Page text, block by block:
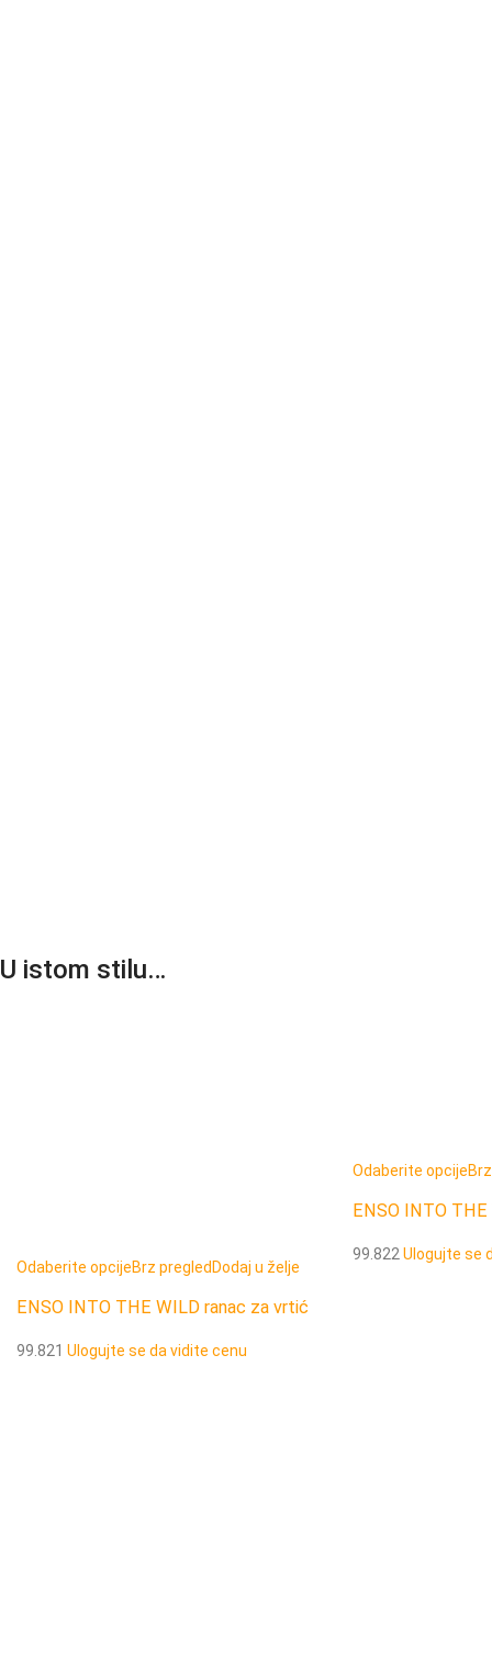
U istom stilu…
Odaberite opcijeBrz pregled Dodaj u želje
ENSO INTO THE WILD ranac za vrtić
99.821 Ulogujte se da vidite cenu
Odaberite opcije
ENSO INTO
99.822 Ulogujte se